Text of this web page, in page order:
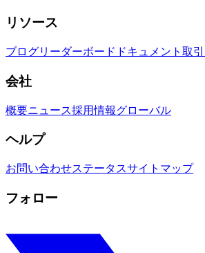
リソース
ブログリーダーボード ドキュメント 取引
会社
概要ニュース採用情報グローバル
ヘルプ
お問い合わせステータスサイトマップ
フォロー